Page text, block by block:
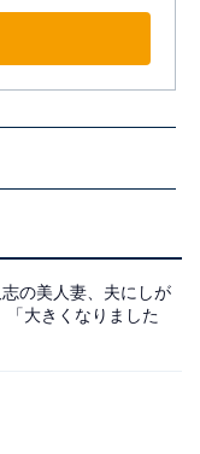
志の美人妻、夫にしが
「大きくなりました